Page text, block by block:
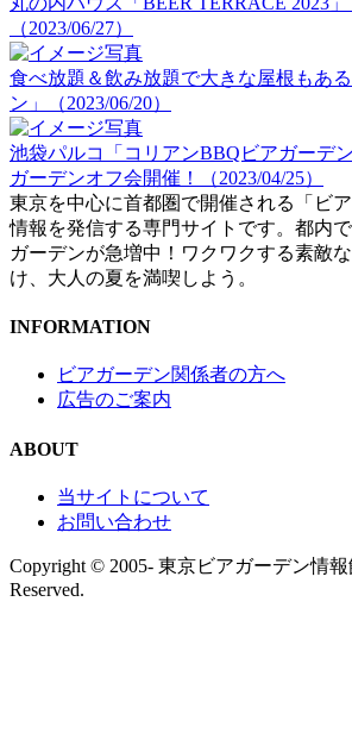
（2023/06/27）
食べ放題＆飲み放題で大きな屋根もあ
ン」（2023/06/20）
池袋パルコ「コリアンBBQビアガーデ
ガーデンオフ会開催！（2023/04/25）
東京を中心に首都圏で開催される「ビ
情報を発信する専門サイトです。都内
ガーデンが急増中！ワクワクする素敵
け、大人の夏を満喫しよう。
INFORMATION
ビアガーデン関係者の方へ
広告のご案内
ABOUT
当サイトについて
お問い合わせ
Copyright © 2005- 東京ビアガーデン情
Reserved.